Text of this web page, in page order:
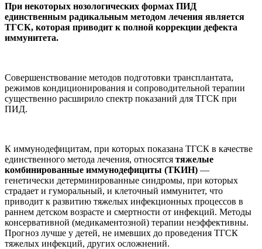
При некоторых нозологических формах ПИД
единственным радикальным методом лечения является
ТГСК, которая приводит к полной коррекции дефекта
иммунитета.
Совершенствование методов подготовки трансплантата,
режимов кондиционирования и сопроводительной терапии
существенно расширило спектр показаний для ТГСК при
ПИД.
К иммунодефицитам, при которых показана ТГСК в качестве
единственного метода лечения, относятся тяжелые
комбинированные иммунодефициты (ТКИН) —
генетически детерминированные синдромы, при которых
страдает и гуморальный, и клеточный иммунитет, что
приводит к развитию тяжелых инфекционных процессов в
раннем детском возрасте и смертности от инфекций. Методы
консервативной (медикаментозной) терапии неэффективны.
Прогноз лучше у детей, не имевших до проведения ТГСК
тяжелых инфекций, других осложнений.